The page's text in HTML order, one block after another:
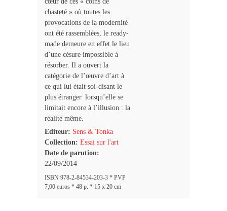
chasteté » où toutes les
provocations de la modernité
ont été rassemblées, le ready-
made demeure en effet le lieu
d’une césure impossible à
résorber. Il a ouvert la
catégorie de l’œuvre d’art à
ce qui lui était soi-disant le
plus étranger lorsqu’elle se
limitait encore à l’illusion : la
réalité même.
Editeur: Sens & Tonka
Collection: Essai sur l'art
Date de parution:
22/09/2014
ISBN 978-2-84534-203-3 * PVP
7,00 euros * 48 p. * 15 x 20 cm